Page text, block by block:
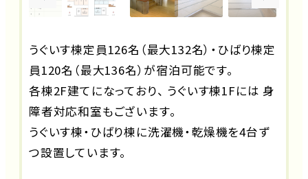
うぐいす棟定員126名（最大132名）・ひばり棟定
員120名（最大136名）が宿泊可能です。
各棟2F建てになっており、 うぐいす棟1Fには 身
障者対応和室もございます。
うぐいす棟・ひばり棟に洗濯機・乾燥機を4台ず
つ設置しています。